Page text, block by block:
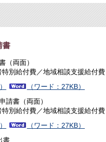
書
（両面）
特別給付費／地域相談支援給付
（ワード：27KB）
請書（両面）
特別給付費／地域相談支援給付
（ワード：27KB）
書